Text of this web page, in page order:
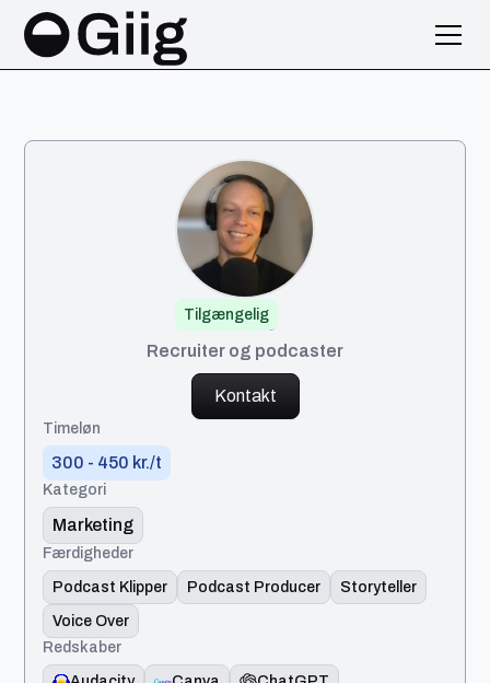
Tilgængelig
Mads
Recruiter og podcaster
Kontakt
Timeløn
300 - 450 kr./t
Kategori
Marketing
Færdigheder
Podcast Klipper
Podcast Producer
Storyteller
Voice Over
Redskaber